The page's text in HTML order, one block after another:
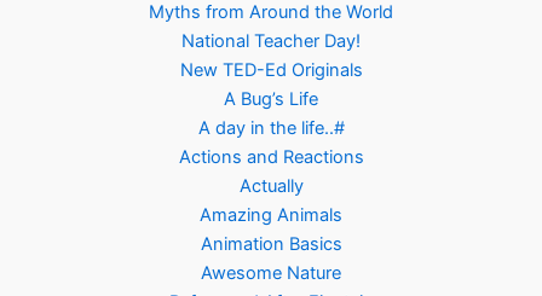
Myths from Around the World
National Teacher Day!
New TED-Ed Originals
A Bug’s Life
A day in the life..#
Actions and Reactions
Actually
Amazing Animals
Animation Basics
Awesome Nature